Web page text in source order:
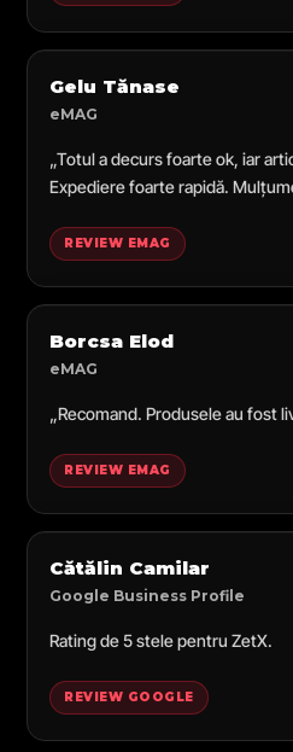
Gelu Tănase
eMAG
„Totul a decurs foarte ok, iar
Expediere foarte rapidă.
REVIEW EMAG
Borcsa Elod
eMAG
„Recomand. Produsele au fost
REVIEW EMAG
Cătălin Camilar
Google Business Profile
Rating de 5 stele pentru ZetX.
REVIEW GOOGLE